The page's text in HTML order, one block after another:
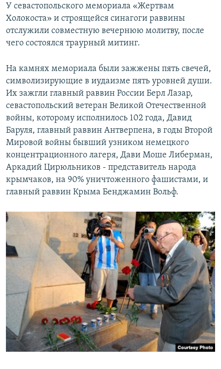
У севастопольского мемориала «Жертвам
Холокоста» и строящейся синагоги раввины
отслужили совместную вечернюю молитву, после
чего состоялся траурный митинг.
На камнях мемориала были зажжены пять свечей,
символизирующие в иудаизме пять уровней души.
Их зажгли главный раввин России Берл Лазар,
севастопольский ветеран Великой Отечественной
войны, которому исполнилось 102 года, Давид
Баруля, главный раввин Антверпена, в годы Второй
Мировой войны бывший узником немецкого
концентрационного лагеря, Дави Моше Либерман,
Аркадий Цирюльников - представитель народа
крымчаков, на 90% уничтоженного фашистами, и
главный раввин Крыма Бенджамин Вольф.